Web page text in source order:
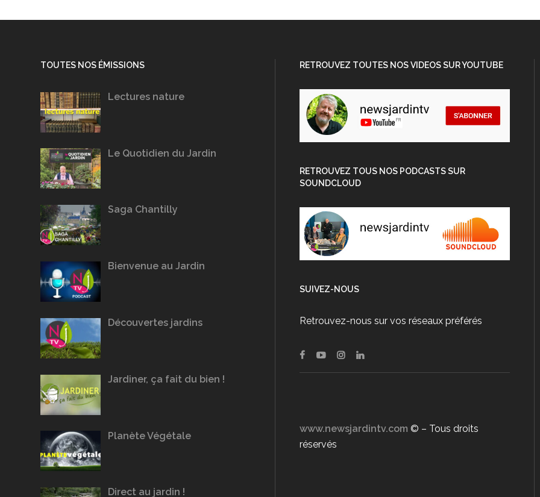
TOUTES NOS ÉMISSIONS
Lectures nature
Le Quotidien du Jardin
Saga Chantilly
Bienvenue au Jardin
Découvertes jardins
Jardiner, ça fait du bien !
Planète Végétale
Direct au jardin !
RETROUVEZ TOUTES NOS VIDEOS SUR YOUTUBE
RETROUVEZ TOUS NOS PODCASTS SUR
SOUNDCLOUD
SUIVEZ-NOUS
Retrouvez-nous sur vos réseaux préférés
www.newsjardintv.com © – Tous droits
réservés